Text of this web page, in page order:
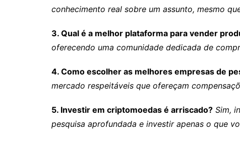
conhecimento real sobre um assunto, mesmo
3. Qual é a melhor plataforma para vender
oferecendo uma comunidade dedicada de
4. Como escolher as melhores empresas de
mercado respeitáveis que ofereçam
5. Investir em criptomoedas é arriscado? Sim,
pesquisa aprofundada e investir apenas o que